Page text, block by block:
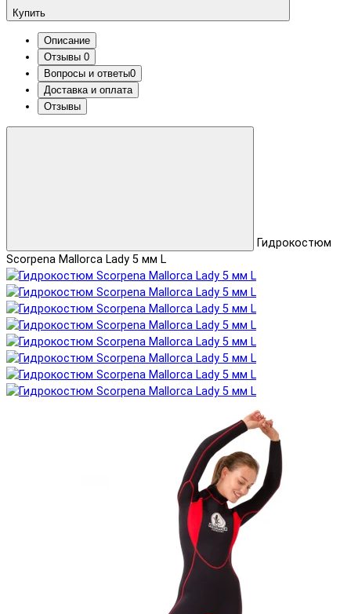
Купить
Описание
Отзывы 0
Вопросы и ответы0
Доставка и оплата
Отзывы
Гидрокостюм
Scorpena Mallorca Lady 5 мм L